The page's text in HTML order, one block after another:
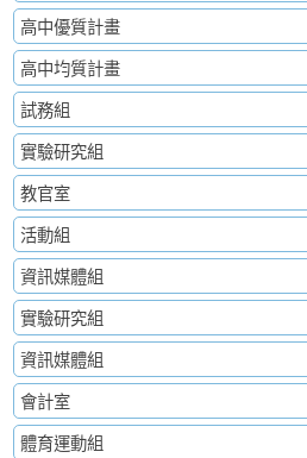
高中優質計畫
高中均質計畫
試務組
實驗研究組
教官室
活動組
資訊媒體組
實驗研究組
資訊媒體組
會計室
體育運動組